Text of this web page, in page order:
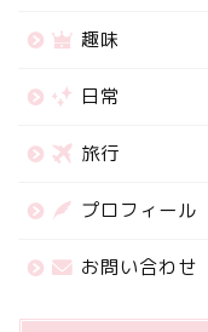
趣味
日常
旅行
プロフィール
お問い合わせ